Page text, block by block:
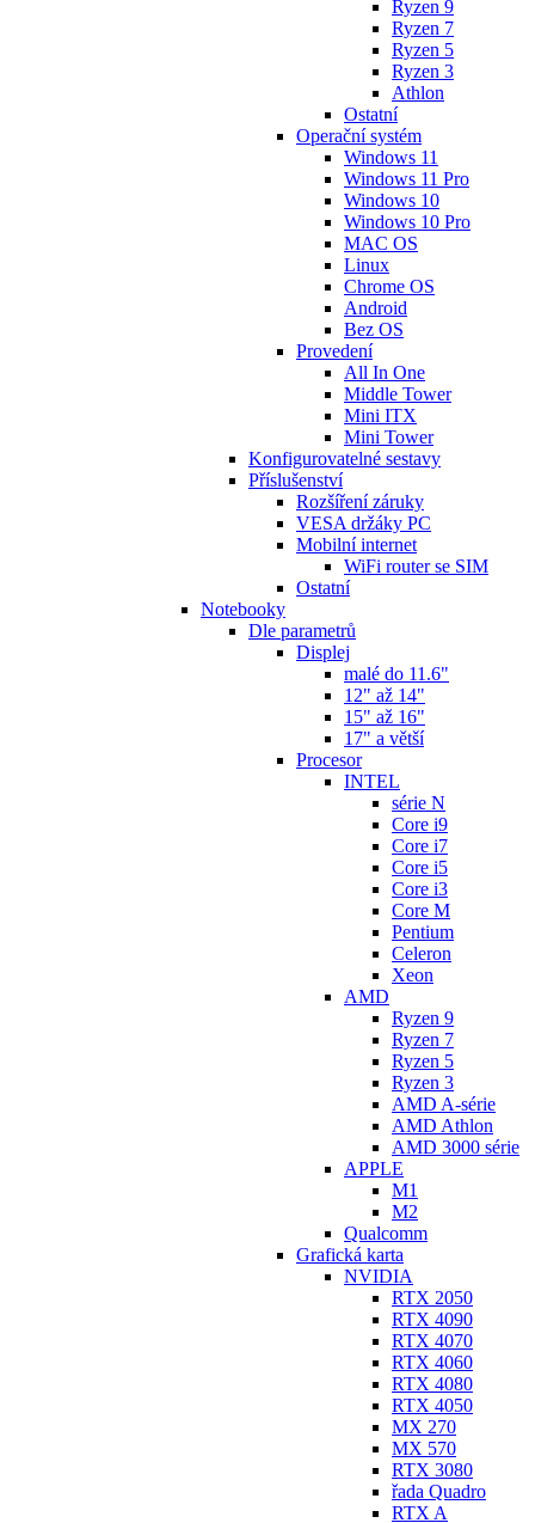
Ryzen 9
Ryzen 7
Ryzen 5
Ryzen 3
Athlon
Ostatní
Operační systém
Windows 11
Windows 11 Pro
Windows 10
Windows 10 Pro
MAC OS
Linux
Chrome OS
Android
Bez OS
Provedení
All In One
Middle Tower
Mini ITX
Mini Tower
Konfigurovatelné sestavy
Příslušenství
Rozšíření záruky
VESA držáky PC
Mobilní internet
WiFi router se SIM
Ostatní
Notebooky
Dle parametrů
Displej
malé do 11.6"
12" až 14"
15" až 16"
17" a větší
Procesor
INTEL
série N
Core i9
Core i7
Core i5
Core i3
Core M
Pentium
Celeron
Xeon
AMD
Ryzen 9
Ryzen 7
Ryzen 5
Ryzen 3
AMD A-série
AMD Athlon
AMD 3000 série
APPLE
M1
M2
Qualcomm
Grafická karta
NVIDIA
RTX 2050
RTX 4090
RTX 4070
RTX 4060
RTX 4080
RTX 4050
MX 270
MX 570
RTX 3080
řada Quadro
RTX A